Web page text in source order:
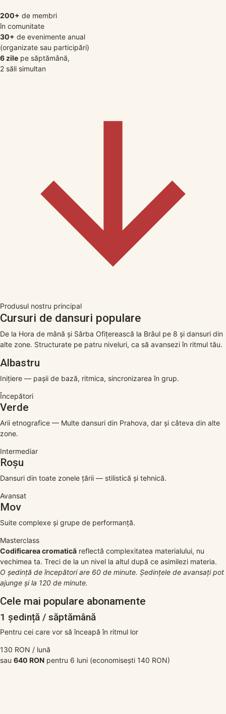
200+ de membri
în comunitate
30+ de evenimente anual
(organizate sau participări)
6 zile pe săptămână,
2 săli simultan
Produsul nostru principal
Cursuri de dansuri populare
De la Hora de mână și Sârba Ofițerească la Brâul pe 8 și dansuri din
alte zone. Structurate pe patru niveluri, ca să avansezi în ritmul tău.
Albastru
Inițiere — pașii de bază, ritmica, sincronizarea în grup.
Începători
Verde
Arii etnografice — Multe dansuri din Prahova, dar și câteva din alte
zone.
Intermediar
Roșu
Dansuri din toate zonele țării — stilistică și tehnică.
Avansat
Mov
Suite complexe și grupe de performanță.
Masterclass
Codificarea cromatică reflectă complexitatea materialului, nu
vechimea ta. Treci de la un nivel la altul după ce asimilezi materia.
O ședință de începători are 60 de minute. Ședințele de avansați pot
ajunge și la 120 de minute.
Cele mai populare abonamente
1 ședință / săptămână
Pentru cei care vor să înceapă în ritmul lor
130 RON / lună
sau 640 RON pentru 6 luni (economisești 140 RON)